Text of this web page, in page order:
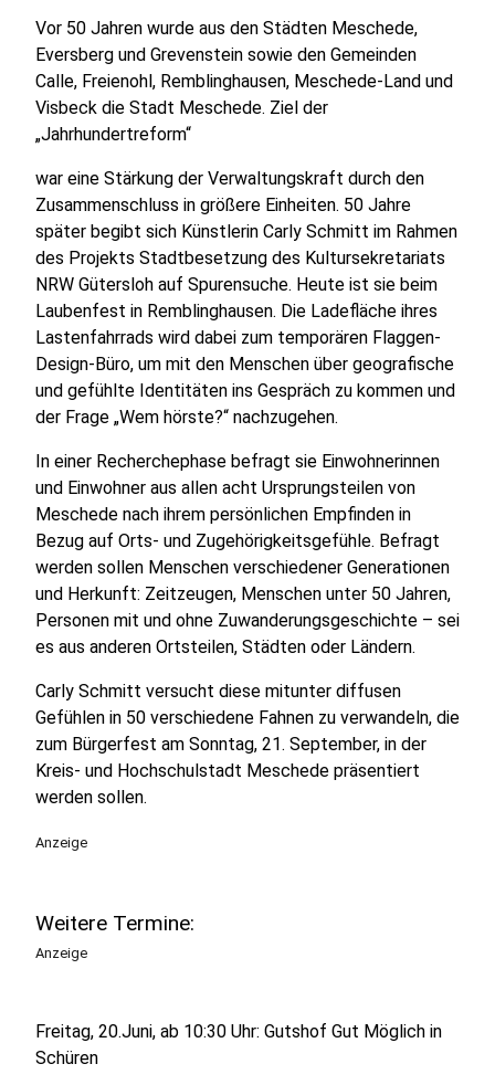
Vor 50 Jahren wurde aus den Städten Meschede,
Eversberg und Grevenstein sowie den Gemeinden
Calle, Freienohl, Remblinghausen, Meschede-Land und
Visbeck die Stadt Meschede. Ziel der
„Jahrhundertreform“
war eine Stärkung der Verwaltungskraft durch den
Zusammenschluss in größere Einheiten. 50 Jahre
später begibt sich Künstlerin Carly Schmitt im Rahmen
des Projekts Stadtbesetzung des Kultursekretariats
NRW Gütersloh auf Spurensuche. Heute ist sie beim
Laubenfest in Remblinghausen. Die Ladefläche ihres
Lastenfahrrads wird dabei zum temporären Flaggen-
Design-Büro, um mit den Menschen über geografische
und gefühlte Identitäten ins Gespräch zu kommen und
der Frage „Wem hörste?“ nachzugehen.
In einer Recherchephase befragt sie Einwohnerinnen
und Einwohner aus allen acht Ursprungsteilen von
Meschede nach ihrem persönlichen Empfinden in
Bezug auf Orts- und Zugehörigkeitsgefühle. Befragt
werden sollen Menschen verschiedener Generationen
und Herkunft: Zeitzeugen, Menschen unter 50 Jahren,
Personen mit und ohne Zuwanderungsgeschichte – sei
es aus anderen Ortsteilen, Städten oder Ländern.
Carly Schmitt versucht diese mitunter diffusen
Gefühlen in 50 verschiedene Fahnen zu verwandeln, die
zum Bürgerfest am Sonntag, 21. September, in der
Kreis- und Hochschulstadt Meschede präsentiert
werden sollen.
Anzeige
Weitere Termine:
Anzeige
Freitag, 20.Juni, ab 10:30 Uhr: Gutshof Gut Möglich in
Schüren